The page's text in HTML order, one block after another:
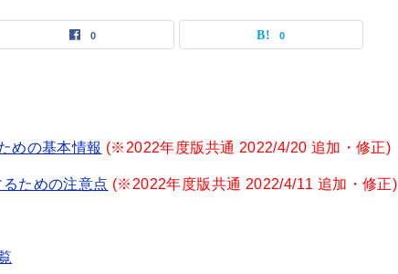
0 0
めの基本情報 (※2022年度版共通 2022/4/20 追加・修正)
ための注意点 (※2022年度版共通 2022/4/11 追加・修正)